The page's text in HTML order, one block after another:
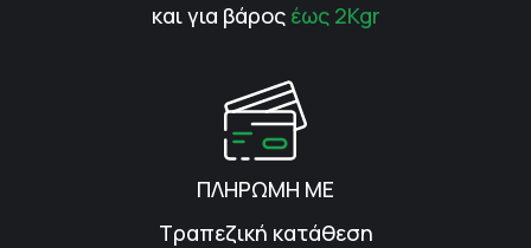
και για βάρος έως 2Kgr
ΠΛΗΡΩΜΗ ΜΕ
Τραπεζική κατάθεση